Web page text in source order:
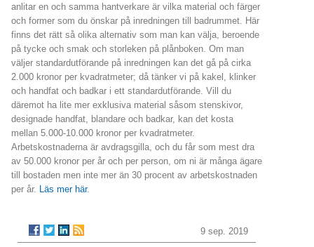
anlitar en och samma hantverkare är vilka material och färger
och former som du önskar på inredningen till badrummet. Här
finns det rätt så olika alternativ som man kan välja, beroende
på tycke och smak och storleken på plånboken. Om man
väljer standardutförande på inredningen kan det gå på cirka
2.000 kronor per kvadratmeter; då tänker vi på kakel, klinker
och handfat och badkar i ett standardutförande. Vill du
däremot ha lite mer exklusiva material såsom stenskivor,
designade handfat, blandare och badkar, kan det kosta
mellan 5.000-10.000 kronor per kvadratmeter.
Arbetskostnaderna är avdragsgilla, och du får som mest dra
av 50.000 kronor per år och per person, om ni är många ägare
till bostaden men inte mer än 30 procent av arbetskostnaden
per år.
Läs mer här.
9 sep. 2019